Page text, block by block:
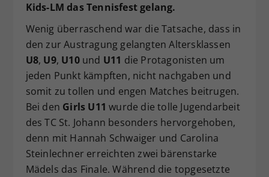
Kids-LM das Tennisfest gelang.
Wenig überraschend war die Tatsache, dass in
den zur Austragung gelangten Altersklassen
U8, U9, U10und U11 die Protagonisten um
jeden Punkt kämpften, nicht nachgaben und
somit zu tollen und engen Matches beitrugen.
Bei den Girls U11 wurde die tolle Jugendarbeit
des TC St. Johann besonders hervorgehoben,
denn mit Hannah Schwaiger und Carolina
Steinlechner erreichten zwei bärenstarke
Mädels das Finale. Während die topgesetzte